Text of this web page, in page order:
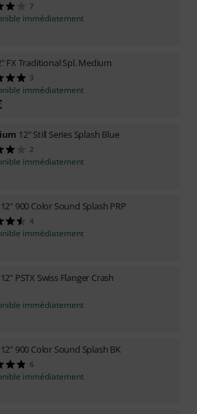
7
immédiatement
FX Traditional Spl. Medium
3
immédiatement
12" Still Series Splash Blue
2
immédiatement
12" 900 Color Sound Splash PRP
4
immédiatement
12" PSTX Swiss Flanger Crash
immédiatement
12" 900 Color Sound Splash BK
6
immédiatement